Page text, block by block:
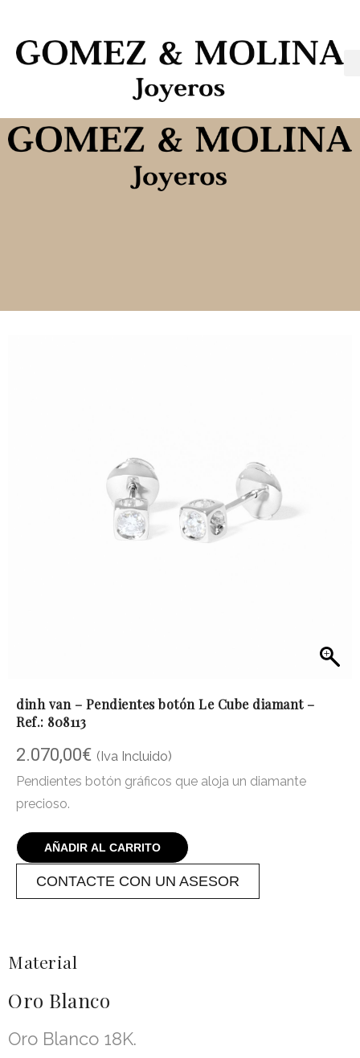
dinh van – Pendientes botón Le Cube diamant –
Ref.: 808113
2.070,00€ (Iva Incluido)
Pendientes botón gráficos que aloja un diamante
precioso.
AÑADIR AL CARRITO
CONTACTE CON UN ASESOR
Material
Oro Blanco
Oro Blanco 18K.